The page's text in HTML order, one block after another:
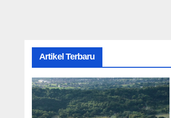
Artikel Terbaru